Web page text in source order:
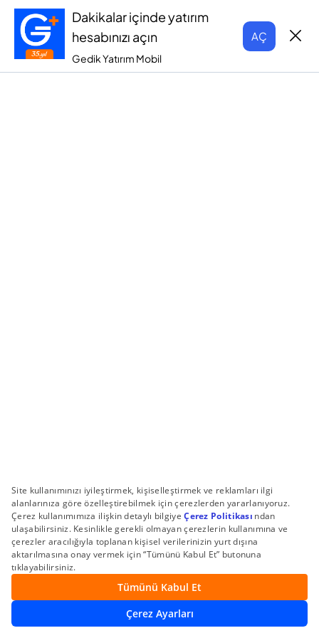
Dakikalar içinde yatırım
hesabınızı açın
Gedik Yatırım Mobil
AÇ